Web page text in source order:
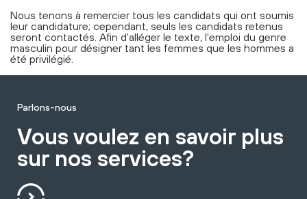
Nous tenons à remercier tous les candidats qui ont soumis
leur candidature; cependant, seuls les candidats retenus
seront contactés. Afin d'alléger le texte, l'emploi du genre
masculin pour désigner tant les femmes que les hommes a
été privilégié.
Parlons-nous
Vous voulez en savoir plus
sur nos services?